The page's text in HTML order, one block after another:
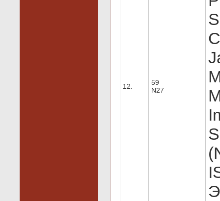
12.
59
N27